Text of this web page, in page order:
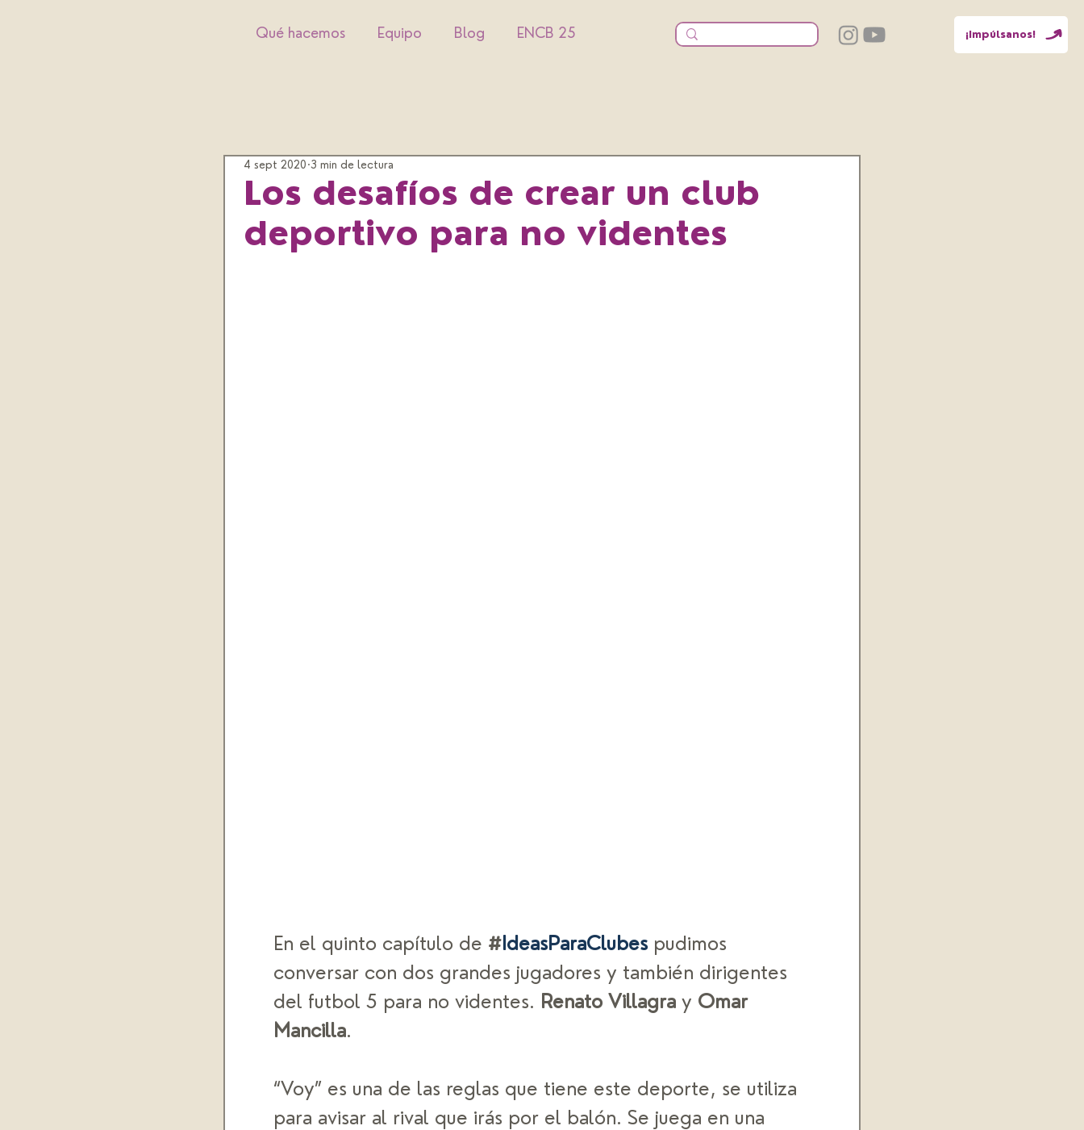
Qué hacemos Equipo Blog ENCB 25 ¡Impúlsanos!
Los desafíos de crear un club
deportivo para no videntes
4 sept 2020 3 min de lectura
En el quinto capítulo de #IdeasParaClubes pudimos
conversar con dos grandes jugadores y también dirigentes
del futbol 5 para no videntes. Renato Villagra y Omar
Mancilla.
“Voy” es una de las reglas que tiene este deporte, se utiliza
para avisar al rival que irás por el balón. Se juega en una